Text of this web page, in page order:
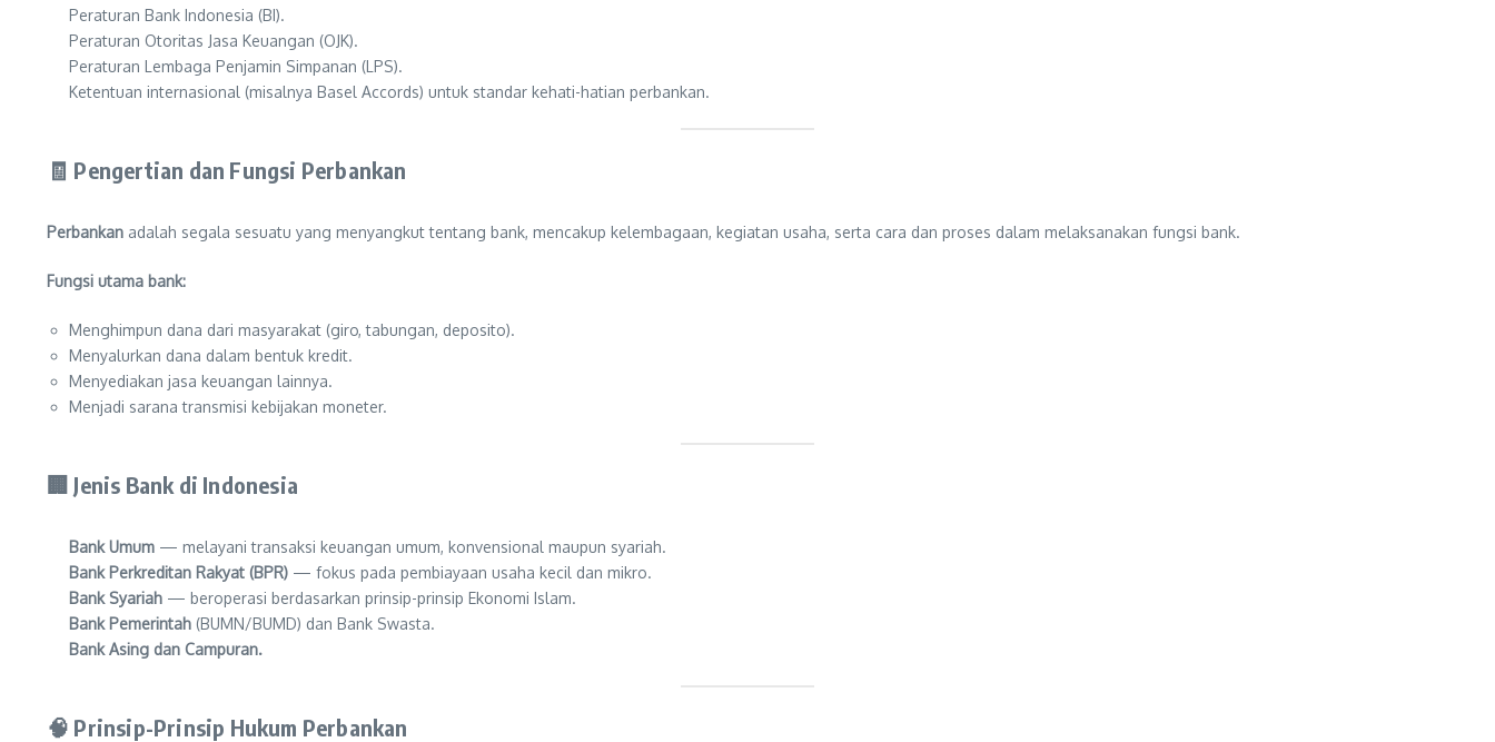
Peraturan Bank Indonesia (BI).
Peraturan Otoritas Jasa Keuangan (OJK).
Peraturan Lembaga Penjamin Simpanan (LPS).
Ketentuan internasional (misalnya Basel Accords) untuk standar kehati-hatian perbankan.
🧾 Pengertian dan Fungsi Perbankan
Perbankan adalah segala sesuatu yang menyangkut tentang bank, mencakup kelembagaan, kegiatan usaha, serta cara dan proses dalam melaksanakan fungsi bank.
Fungsi utama bank:
Menghimpun dana dari masyarakat (giro, tabungan, deposito).
Menyalurkan dana dalam bentuk kredit.
Menyediakan jasa keuangan lainnya.
Menjadi sarana transmisi kebijakan moneter.
🏢 Jenis Bank di Indonesia
Bank Umum — melayani transaksi keuangan umum, konvensional maupun syariah.
Bank Perkreditan Rakyat (BPR) — fokus pada pembiayaan usaha kecil dan mikro.
Bank Syariah — beroperasi berdasarkan prinsip-prinsip Ekonomi Islam.
Bank Pemerintah (BUMN/BUMD) dan Bank Swasta.
Bank Asing dan Campuran.
🧠 Prinsip-Prinsip Hukum Perbankan